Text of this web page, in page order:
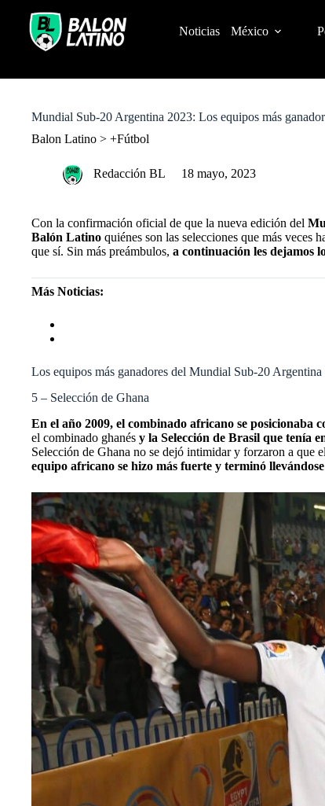
o
Noticias México
Mundial Sub-20 Argentina 2023: Los equipos más
Balon Latino > +Fútbol
Redacción BL 18 mayo, 2023
Con la confirmación oficial de que la nueva edición del
Balón Latino quiénes son las selecciones que más veces
que sí. Sin más preámbulos, a continuación les dejamos
Más Noticias:
Los equipos más ganadores del Mundial Sub-20 Argentina
5 – Selección de Ghana
En el año 2009, el combinado africano se posicionaba
el combinado ghanés y la Selección de Brasil que tenía
Selección de Ghana no se dejó intimidar y forzaron a que
equipo africano se hizo más fuerte y terminó